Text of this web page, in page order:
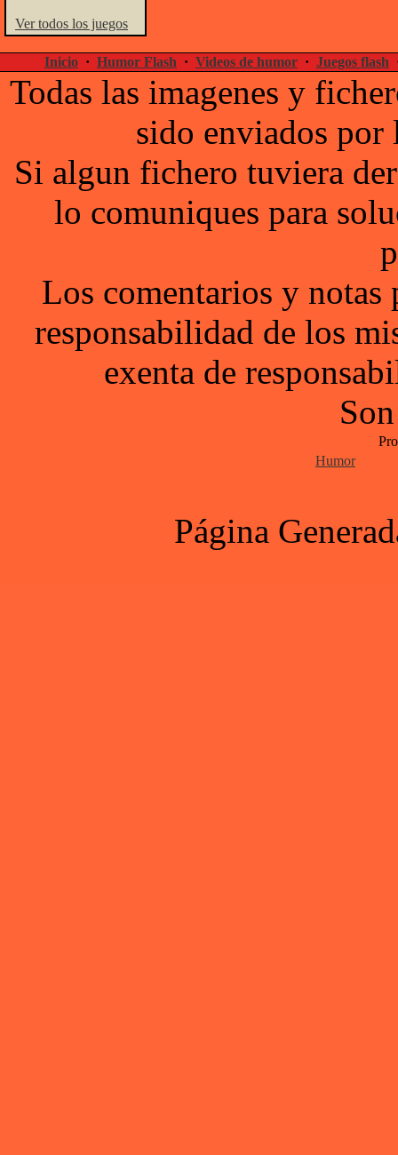
Ver todos los juegos
Inicio · Humor Flash · Videos de humor · Juegos flash
Todas las imagenes y
sido enviados por
Si algun fichero tuviera
lo comuniques para
Los comentarios y notas
responsabilidad de los
exenta de
Humor
Página